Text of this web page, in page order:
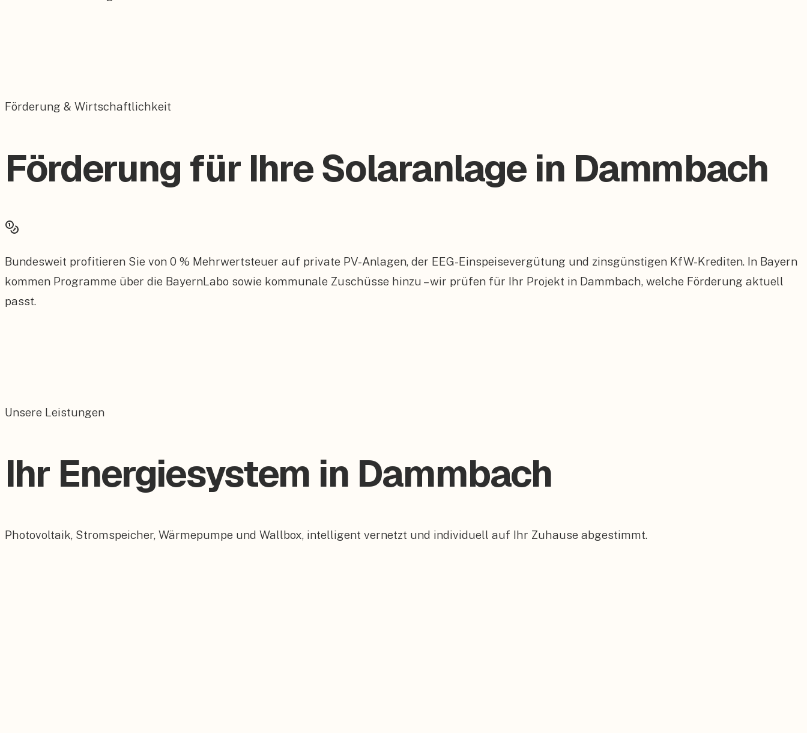
Förderung & Wirtschaftlichkeit
Förderung für Ihre Solaranlage in Dammbach
Bundesweit profitieren Sie von 0 % Mehrwertsteuer auf private PV-Anlagen, der EEG-Einspeisevergütung und zinsgünstigen KfW-Krediten. In Bayern
kommen Programme über die BayernLabo sowie kommunale Zuschüsse hinzu – wir prüfen für Ihr Projekt in Dammbach, welche Förderung aktuell
passt.
Unsere Leistungen
Ihr Energiesystem in Dammbach
Photovoltaik, Stromspeicher, Wärmepumpe und Wallbox, intelligent vernetzt und individuell auf Ihr Zuhause abgestimmt.